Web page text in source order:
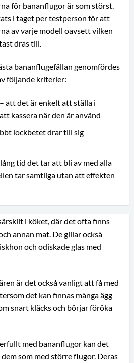
för bananflugor är som störst.
i taget per testperson för att
av varje modell oavsett vilken
dras till.
bananflugefällan genomfördes
följande kriterier:
att det är enkelt att ställa i
kassera när den är använd
lockbetet drar till sig
tid det tar att bli av med alla
tar samtliga utan att effekten
i köket, där det ofta finns
annan mat. De gillar också
och odiskade glas med
är det också vanligt att få med
det kan finnas många ägg
snart kläcks och börjar föröka
med bananflugor kan det
som med större flugor. Deras